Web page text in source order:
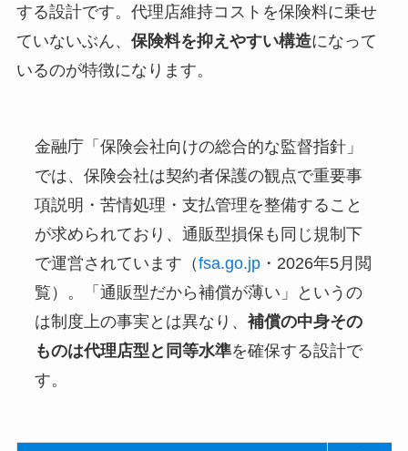
する設計です。代理店維持コストを保険料に乗せ
ていないぶん、 保険料を抑えやすい構造になって
いるのが特徴になります。
金融庁「保険会社向けの総合的な監督指針」
では、保険会社は契約者保護の観点で重要事
項説明・苦情処理・支払管理を整備すること
が求められており、通販型損保も同じ規制下
で運営されています（fsa.go.jp・2026年5月閲
覧）。「通販型だから補償が薄い」というの
は制度上の事実とは異なり、 補償の中身その
ものは代理店型と同等水準を確保する設計で
す。